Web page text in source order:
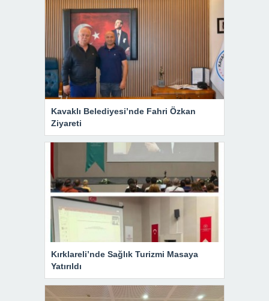
Kavaklı Belediyesi’nde Fahri Özkan
Ziyareti
Kırklareli’nde Sağlık Turizmi Masaya
Yatırıldı